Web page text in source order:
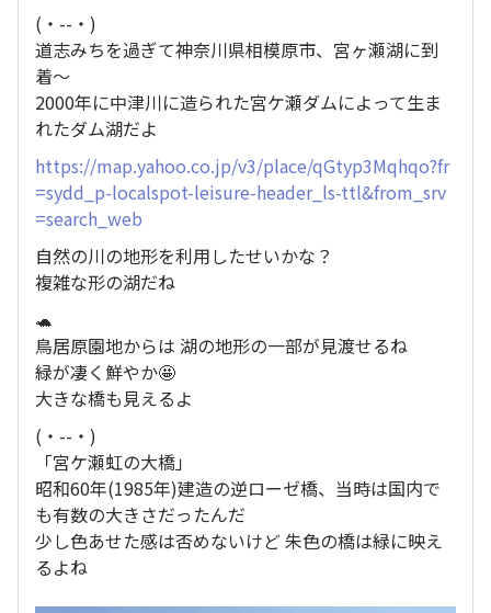
(・­­--・)
道志みちを過ぎて神奈川県相模原市、宮ヶ瀬湖に到
着〜
2000年に中津川に造られた宮ケ瀬ダムによって生ま
れたダム湖だよ
https://map.yahoo.co.jp/v3/place/qGtyp3Mqhqo?fr
=sydd_p-localspot-leisure-header_ls-ttl&from_srv
=search_web
自然の川の地形を利用したせいかな？
複雑な形の湖だね
🐢
鳥居原園地からは 湖の地形の一部が見渡せるね
緑が凄く鮮やか🤩
大きな橋も見えるよ
(・­­--・)
「宮ケ瀬虹の大橋」
昭和60年(1985年)建造の逆ローゼ橋、当時は国内で
も有数の大きさだったんだ
少し色あせた感は否めないけど 朱色の橋は緑に映え
るよね